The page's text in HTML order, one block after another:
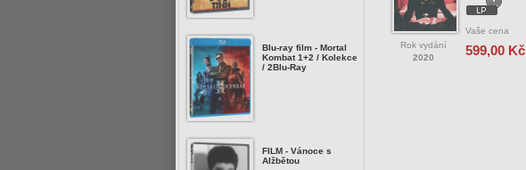
Rok vydání
2020
Vaše cena
599,00 Kč
Blu-ray film - Mortal
Kombat 1+2 / Kolekce
/ 2Blu-Ray
FILM - Vánoce s
Alžbětou